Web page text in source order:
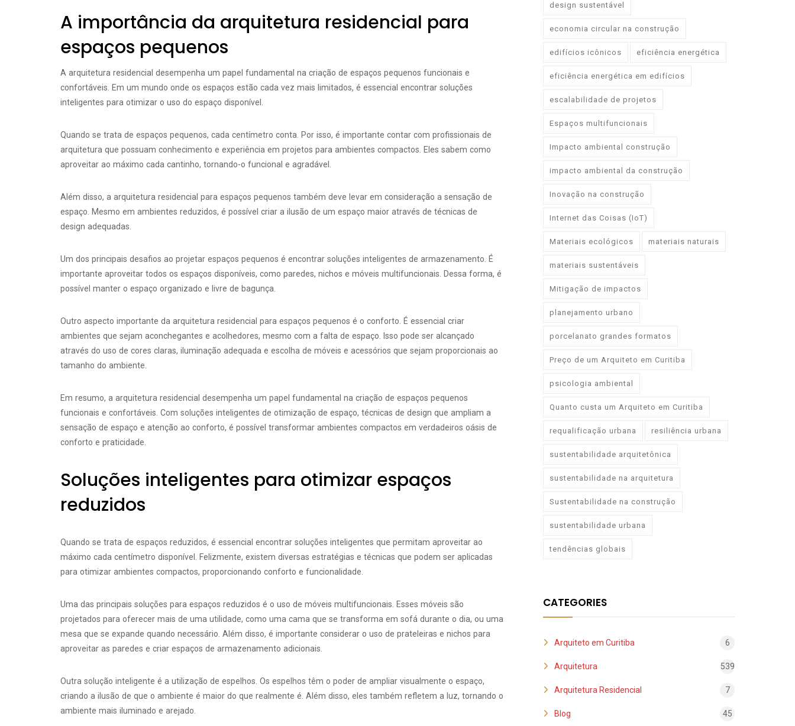
A importância da arquitetura residencial para
espaços pequenos
A arquitetura residencial desempenha um papel fundamental na criação de espaços pequenos funcionais e
confortáveis. Em um mundo onde os espaços estão cada vez mais limitados, é essencial encontrar soluções
inteligentes para otimizar o uso do espaço disponível.
Quando se trata de espaços pequenos, cada centímetro conta. Por isso, é importante contar com profissionais de
arquitetura que possuam conhecimento e experiência em projetos para ambientes compactos. Eles sabem como
aproveitar ao máximo cada cantinho, tornando-o funcional e agradável.
Além disso, a arquitetura residencial para espaços pequenos também deve levar em consideração a sensação de
espaço. Mesmo em ambientes reduzidos, é possível criar a ilusão de um espaço maior através de técnicas de
design adequadas.
Um dos principais desafios ao projetar espaços pequenos é encontrar soluções inteligentes de armazenamento. É
importante aproveitar todos os espaços disponíveis, como paredes, nichos e móveis multifuncionais. Dessa forma, é
possível manter o espaço organizado e livre de bagunça.
Outro aspecto importante da arquitetura residencial para espaços pequenos é o conforto. É essencial criar
ambientes que sejam aconchegantes e acolhedores, mesmo com a falta de espaço. Isso pode ser alcançado
através do uso de cores claras, iluminação adequada e escolha de móveis e acessórios que sejam proporcionais ao
tamanho do ambiente.
Em resumo, a arquitetura residencial desempenha um papel fundamental na criação de espaços pequenos
funcionais e confortáveis. Com soluções inteligentes de otimização de espaço, técnicas de design que ampliam a
sensação de espaço e atenção ao conforto, é possível transformar ambientes compactos em verdadeiros oásis de
conforto e praticidade.
Soluções inteligentes para otimizar espaços
reduzidos
Quando se trata de espaços reduzidos, é essencial encontrar soluções inteligentes que permitam aproveitar ao
máximo cada centímetro disponível. Felizmente, existem diversas estratégias e técnicas que podem ser aplicadas
para otimizar ambientes compactos, proporcionando conforto e funcionalidade.
Uma das principais soluções para espaços reduzidos é o uso de móveis multifuncionais. Esses móveis são
projetados para oferecer mais de uma utilidade, como uma cama que se transforma em sofá durante o dia, ou uma
mesa que se expande quando necessário. Além disso, é importante considerar o uso de prateleiras e nichos para
aproveitar as paredes e criar espaços de armazenamento adicionais.
Outra solução inteligente é a utilização de espelhos. Os espelhos têm o poder de ampliar visualmente o espaço,
criando a ilusão de que o ambiente é maior do que realmente é. Além disso, eles também refletem a luz, tornando o
ambiente mais iluminado e arejado.
design sustentável
economia circular na construção
edifícios icônicos eficiência energética
eficiência energética em edifícios
escalabilidade de projetos
Espaços multifuncionais
Impacto ambiental construção
impacto ambiental da construção
Inovação na construção
Internet das Coisas (IoT)
Materiais ecológicos materiais naturais
materiais sustentáveis
Mitigação de impactos
planejamento urbano
porcelanato grandes formatos
Preço de um Arquiteto em Curitiba
psicologia ambiental
Quanto custa um Arquiteto em Curitiba
requalificação urbana resiliência urbana
sustentabilidade arquitetônica
sustentabilidade na arquitetura
Sustentabilidade na construção
sustentabilidade urbana
tendências globais
CATEGORIES
Arquiteto em Curitiba 6
Arquitetura 539
Arquitetura Residencial 7
Blog 45